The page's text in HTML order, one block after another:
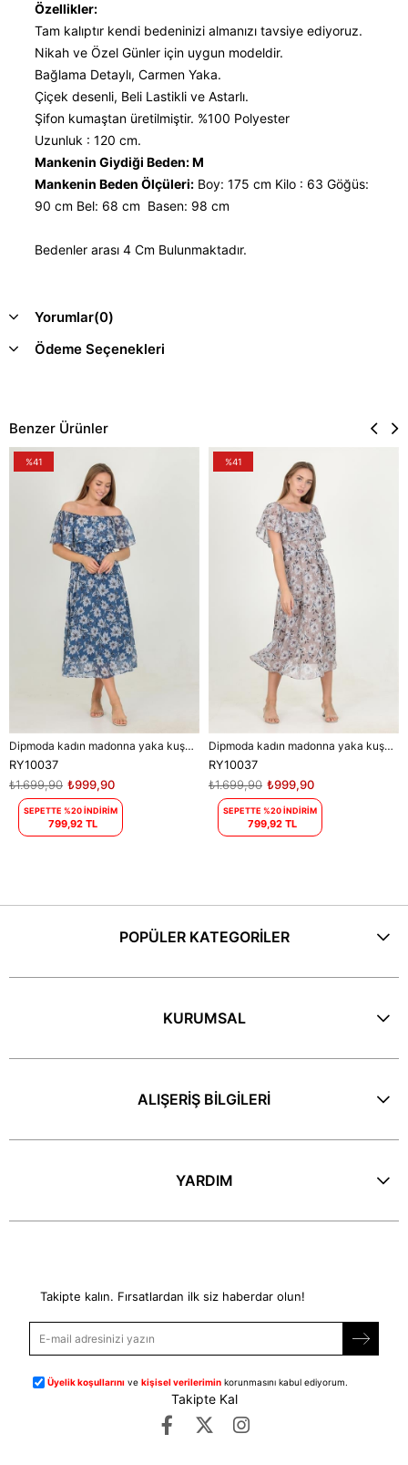
Özellikler:
Tam kalıptır kendi bedeninizi almanızı tavsiye ediyoruz.
Nikah ve Özel Günler için uygun modeldir.
Bağlama Detaylı, Carmen Yaka.
Çiçek desenli, Beli Lastikli ve Astarlı.
Şifon kumaştan üretilmiştir. %100 Polyester
Uzunluk : 120 cm.
Mankenin Giydiği Beden: M
Mankenin Beden Ölçüleri: Boy: 175 cm Kilo : 63 Göğüs:
90 cm Bel: 68 cm Basen: 98 cm
Bedenler arası 4 Cm Bulunmaktadır.
Yorumlar(0)
Ödeme Seçenekleri
Benzer Ürünler
Dipmoda kadın madonna yaka kuşaklı desenli şifon elbise RY10037
RY10037
₺999,90
₺1.699,90
SEPETTE %20 İNDİRİM
799,92 TL
%41
Dipmoda kadın madonna yaka kuşaklı desenli şifon elbise RY10037
RY10037
₺999,90
₺1.699,90
SEPETTE %20 İNDİRİM
799,92 TL
%41
POPÜLER KATEGORİLER
KURUMSAL
ALIŞERİŞ BİLGİLERİ
YARDIM
Takipte kalın. Fırsatlardan ilk siz haberdar olun!
Üyelik koşullarını vekişisel verilerimin korunmasını kabul ediyorum.
Takipte Kal